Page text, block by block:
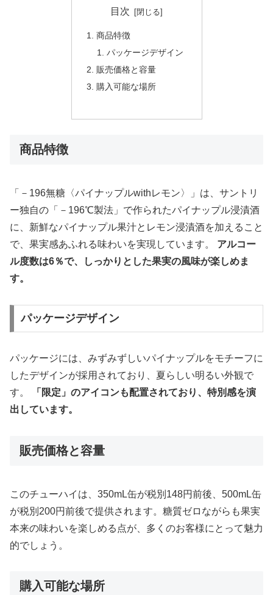
目次
商品特徴
パッケージデザイン
販売価格と容量
購入可能な場所
商品特徴
「－196無糖〈パイナップルwithレモン〉」は、サントリ
ー独自の「－196℃製法」で作られたパイナップル浸漬酒
に、新鮮なパイナップル果汁とレモン浸漬酒を加えること
で、果実感あふれる味わいを実現しています。 アルコー
ル度数は6％で、しっかりとした果実の風味が楽しめま
す。
パッケージデザイン
パッケージには、みずみずしいパイナップルをモチーフに
したデザインが採用されており、夏らしい明るい外観で
す。
「限定」のアイコンも配置されており、特別感を演
出しています。
販売価格と容量
このチューハイは、350mL缶が税別148円前後、500mL缶
が税別200円前後で提供されます。糖質ゼロながらも果実
本来の味わいを楽しめる点が、多くのお客様にとって魅力
的でしょう。
購入可能な場所